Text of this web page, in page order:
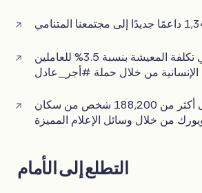
تم تأمين زيادة في تكلفة المعيشة بنسبة 3.5% للعاملين
تم الوصول إلى أكثر من 188,200 شخص من سكان
التطلع إلى الأمام